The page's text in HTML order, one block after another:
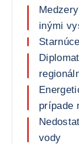
inými
prípade
vody